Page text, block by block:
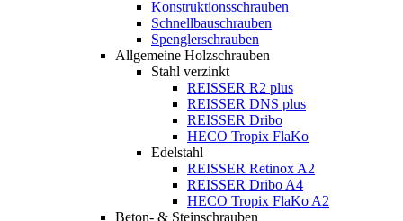
Konstruktionsschrauben
Schnellbauschrauben
Spenglerschrauben
Allgemeine Holzschrauben
Stahl verzinkt
REISSER R2 plus
REISSER DNS plus
REISSER Dribo
HECO Tropix FlaKo
Edelstahl
REISSER Retinox A2
REISSER Dribo A4
HECO Tropix FlaKo A2
Beton- & Steinschrauben